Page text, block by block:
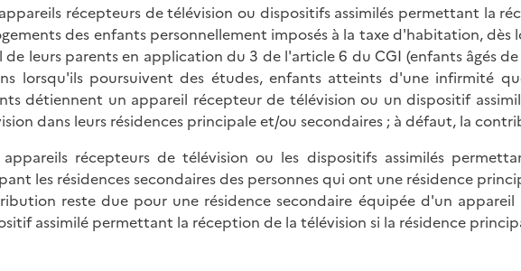
récepteurs de télévision ou dispositifs assimilés permettant la
des enfants personnellement imposés à la taxe d'habitation,
de leurs parents en application du 3 de l'article 6 du CGI (enfants âgés
lorsqu'ils poursuivent des études, enfants atteints d'une infirmité
détiennent un appareil récepteur de télévision ou un dispositif
dans leurs résidences principale et/ou secondaires ; à défaut, la
récepteurs de télévision ou les dispositifs assimilés
les résidences secondaires des personnes qui ont une résidence
reste due pour une résidence secondaire équipée d'un
assimilé permettant la réception de la télévision si la résidence